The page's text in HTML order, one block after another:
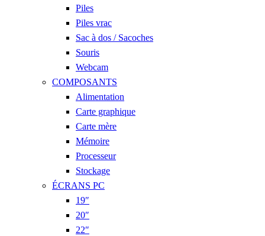
Piles
Piles vrac
Sac à dos / Sacoches
Souris
Webcam
COMPOSANTS
Alimentation
Carte graphique
Carte mère
Mémoire
Processeur
Stockage
ÉCRANS PC
19″
20″
22″